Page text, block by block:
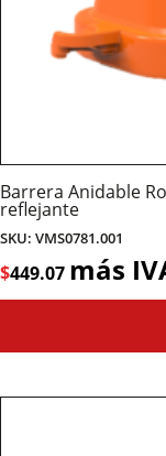
Barrera Anidable
reflejante
SKU: VMS0781.001
$449.07 más